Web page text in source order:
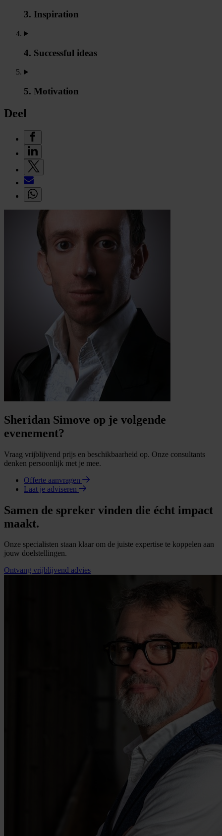
3. Inspiration
4. Successful ideas
5. Motivation
Deel
Sheridan Simove op je volgende
evenement?
Vraag vrijblijvend prijs en beschikbaarheid op. Onze consultants
denken persoonlijk met je mee.
Offerte aanvragen
Laat je adviseren
Samen de spreker vinden die écht impact
maakt.
Onze specialisten staan klaar om de juiste expertise te koppelen aan
jouw doelstellingen.
Ontvang vrijblijvend advies